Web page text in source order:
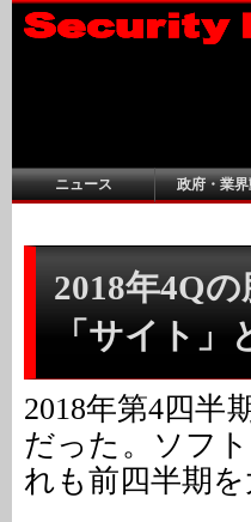
ニュース 政府・業界
2018年4Q
「サイト
2018年第4四半
だった。ソフ
れも前四半期